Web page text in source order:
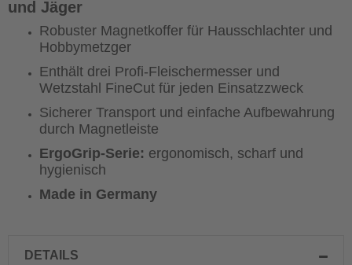
und Jäger
Robuster Magnetkoffer für Hausschlachter und
Hobbymetzger
Enthält drei Profi-Fleischermesser und
Wetzstahl FineCut für jeden Einsatzzweck
Sicherer Transport und einfache Aufbewahrung
durch Magnetleiste
ErgoGrip-Serie: ergonomisch, scharf und
hygienisch
Made in Germany
DETAILS